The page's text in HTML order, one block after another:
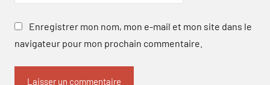
Enregistrer mon nom, mon e-mail et mon site dans le
navigateur pour mon prochain commentaire.